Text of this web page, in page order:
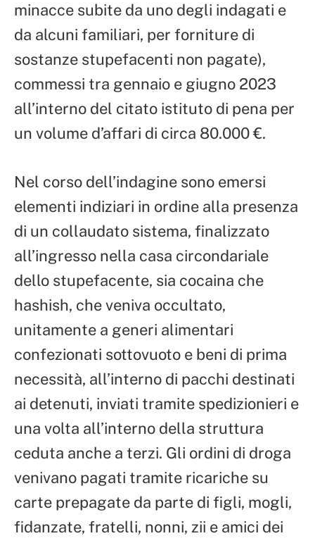
minacce subite da uno degli indagati e
da alcuni familiari, per forniture di
sostanze stupefacenti non pagate),
commessi tra gennaio e giugno 2023
all’interno del citato istituto di pena per
un volume d’affari di circa 80.000 €.
Nel corso dell’indagine sono emersi
elementi indiziari in ordine alla presenza
di un collaudato sistema, finalizzato
all’ingresso nella casa circondariale
dello stupefacente, sia cocaina che
hashish, che veniva occultato,
unitamente a generi alimentari
confezionati sottovuoto e beni di prima
necessità, all’interno di pacchi destinati
ai detenuti, inviati tramite spedizionieri e
una volta all’interno della struttura
ceduta anche a terzi. Gli ordini di droga
venivano pagati tramite ricariche su
carte prepagate da parte di figli, mogli,
fidanzate, fratelli, nonni, zii e amici dei